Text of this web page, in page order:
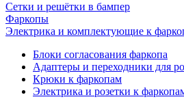
Сетки и решётки в бампер
Фаркопы
Электрика и комплектующие к
Блоки согласования фаркопа
Адаптеры и переходники для
Крюки к фаркопам
Электрика и розетки к